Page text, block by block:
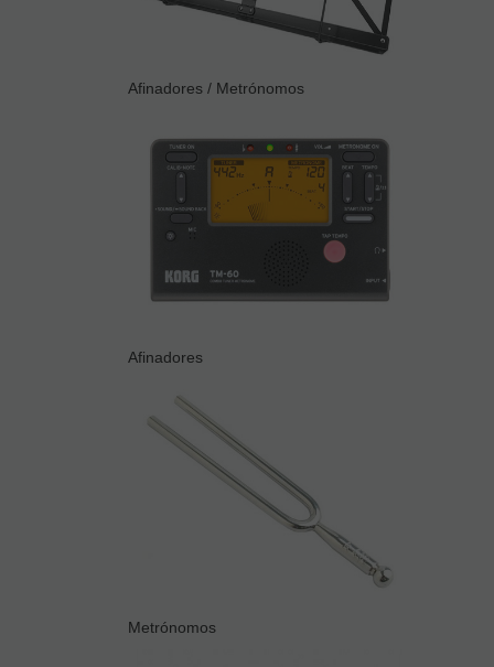
Afinadores / Metrónomos
Afinadores
Metrónomos